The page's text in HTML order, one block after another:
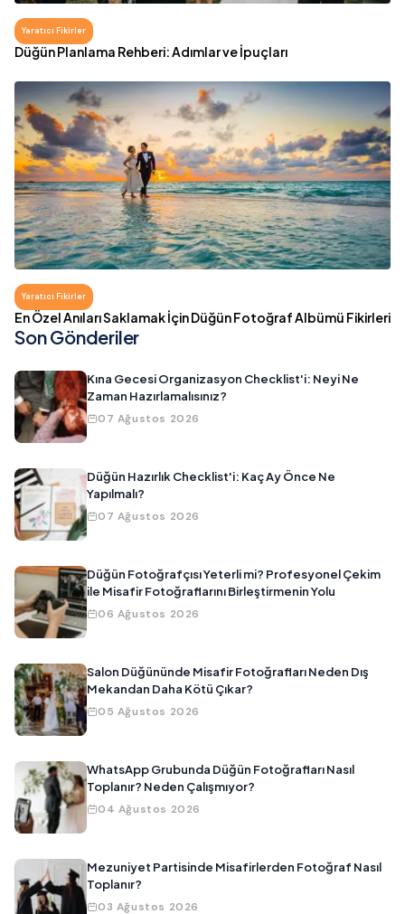
Yaratıcı Fikirler
Düğün Planlama Rehberi: Adımlar ve İpuçları
Yaratıcı Fikirler
En Özel Anıları Saklamak İçin Düğün Fotoğraf Albümü Fikirleri
Son Gönderiler
Kına Gecesi Organizasyon Checklist'i: Neyi Ne
Zaman Hazırlamalısınız?
07 Ağustos 2026
Düğün Hazırlık Checklist'i: Kaç Ay Önce Ne
Yapılmalı?
07 Ağustos 2026
Düğün Fotoğrafçısı Yeterli mi? Profesyonel Çekim
ile Misafir Fotoğraflarını Birleştirmenin Yolu
06 Ağustos 2026
Salon Düğününde Misafir Fotoğrafları Neden Dış
Mekandan Daha Kötü Çıkar?
05 Ağustos 2026
WhatsApp Grubunda Düğün Fotoğrafları Nasıl
Toplanır? Neden Çalışmıyor?
04 Ağustos 2026
Mezuniyet Partisinde Misafirlerden Fotoğraf Nasıl
Toplanır?
03 Ağustos 2026